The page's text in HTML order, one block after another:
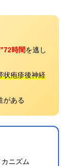
時間を逃し
状疱疹後神経
がある
ニズム